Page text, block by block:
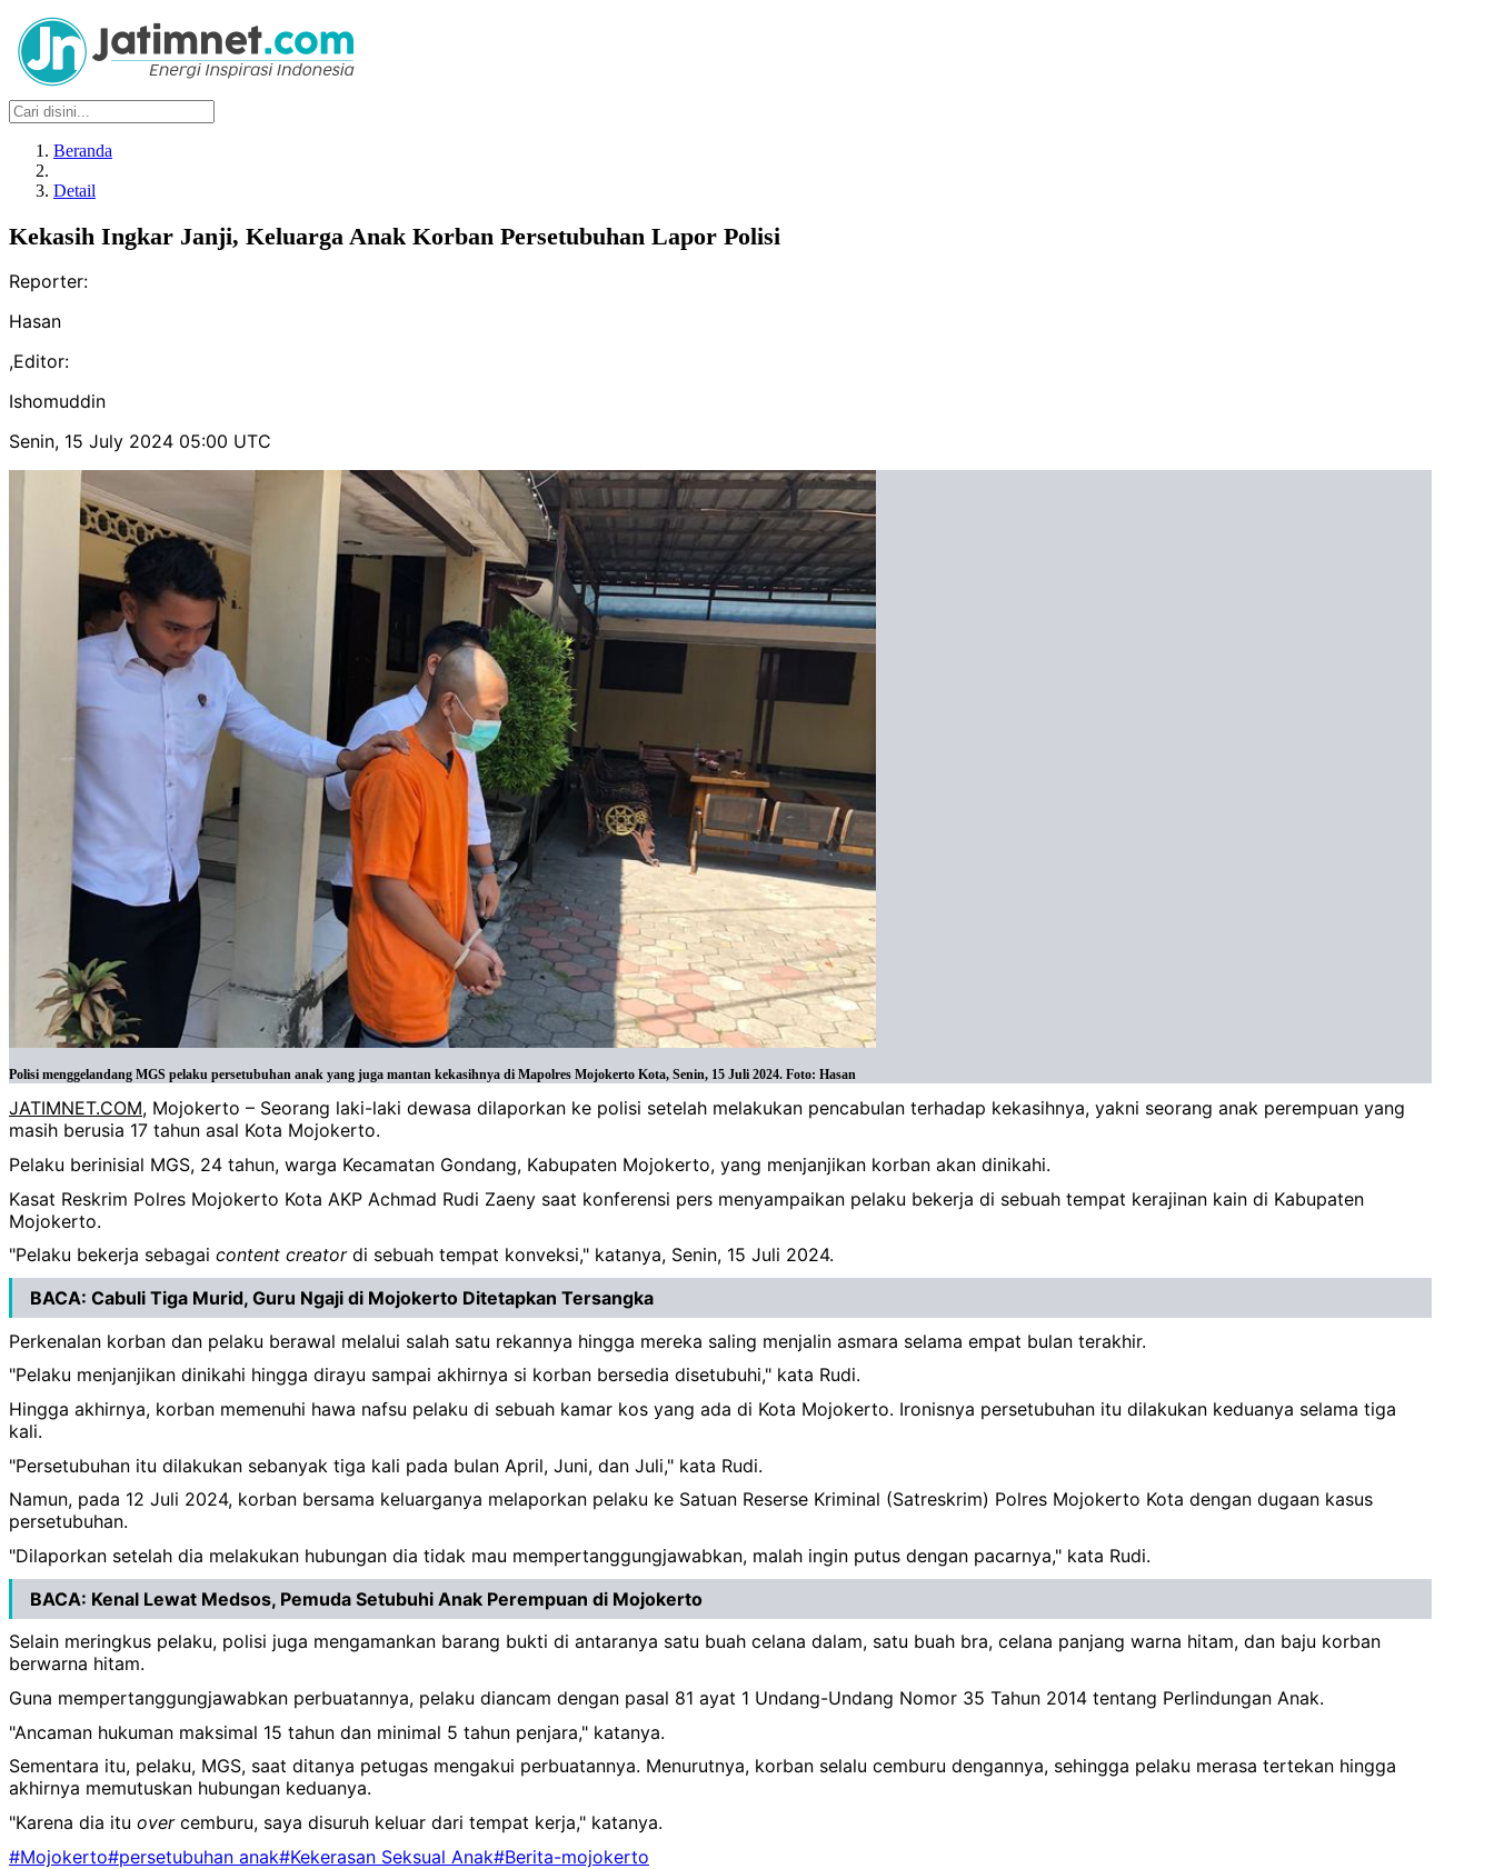
Beranda
Detail
Kekasih Ingkar Janji, Keluarga Anak Korban Persetubuhan Lapor Polisi
Reporter:
Hasan
,Editor:
Ishomuddin
Senin, 15 July 2024 05:00 UTC
Polisi menggelandang MGS pelaku persetubuhan anak yang juga mantan kekasihnya di Mapolres Mojokerto Kota, Senin, 15 Juli 2024. Foto: Hasan
JATIMNET.COM, Mojokerto – Seorang laki-laki dewasa dilaporkan ke polisi setelah melakukan pencabulan terhadap kekasihnya, yakni seorang anak perempuan yang
masih berusia 17 tahun asal Kota Mojokerto.
Pelaku berinisial MGS, 24 tahun, warga Kecamatan Gondang, Kabupaten Mojokerto, yang menjanjikan korban akan dinikahi.
Kasat Reskrim Polres Mojokerto Kota AKP Achmad Rudi Zaeny saat konferensi pers menyampaikan pelaku bekerja di sebuah tempat kerajinan kain di Kabupaten
Mojokerto.
"Pelaku bekerja sebagai content creatordi sebuah tempat konveksi," katanya, Senin, 15 Juli 2024.
BACA: Cabuli Tiga Murid, Guru Ngaji di Mojokerto Ditetapkan Tersangka
Perkenalan korban dan pelaku berawal melalui salah satu rekannya hingga mereka saling menjalin asmara selama empat bulan terakhir.
"Pelaku menjanjikan dinikahi hingga dirayu sampai akhirnya si korban bersedia disetubuhi," kata Rudi.
Hingga akhirnya, korban memenuhi hawa nafsu pelaku di sebuah kamar kos yang ada di Kota Mojokerto. Ironisnya persetubuhan itu dilakukan keduanya selama tiga
kali.
"Persetubuhan itu dilakukan sebanyak tiga kali pada bulan April, Juni, dan Juli," kata Rudi.
Namun, pada 12 Juli 2024, korban bersama keluarganya melaporkan pelaku ke Satuan Reserse Kriminal (Satreskrim) Polres Mojokerto Kota dengan dugaan kasus
persetubuhan.
"Dilaporkan setelah dia melakukan hubungan dia tidak mau mempertanggungjawabkan, malah ingin putus dengan pacarnya," kata Rudi.
BACA: Kenal Lewat Medsos, Pemuda Setubuhi Anak Perempuan di Mojokerto
Selain meringkus pelaku, polisi juga mengamankan barang bukti di antaranya satu buah celana dalam, satu buah bra, celana panjang warna hitam, dan baju korban
berwarna hitam.
Guna mempertanggungjawabkan perbuatannya, pelaku diancam dengan pasal 81 ayat 1 Undang-Undang Nomor 35 Tahun 2014 tentang Perlindungan Anak.
"Ancaman hukuman maksimal 15 tahun dan minimal 5 tahun penjara," katanya.
Sementara itu, pelaku, MGS, saat ditanya petugas mengakui perbuatannya. Menurutnya, korban selalu cemburu dengannya, sehingga pelaku merasa tertekan hingga
akhirnya memutuskan hubungan keduanya.
"Karena dia itu overcemburu, saya disuruh keluar dari tempat kerja," katanya.
#Mojokerto#persetubuhan anak#Kekerasan Seksual Anak#Berita-mojokerto